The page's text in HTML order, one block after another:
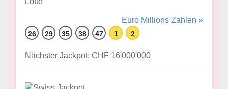
Euro Millions Zahlen »
26 29 35 38 47 1 2
Nächster Jackpot: CHF 16'000'000